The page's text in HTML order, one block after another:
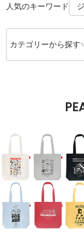
人気のキーワード
カテゴリーから探す